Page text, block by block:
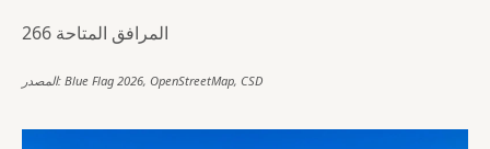
266 المرافق المتاحة
المصدر: Blue Flag 2026, OpenStreetMap, CSD